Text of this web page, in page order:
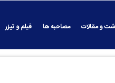
و مقالات مصاحبه ها فیلم و تیزر